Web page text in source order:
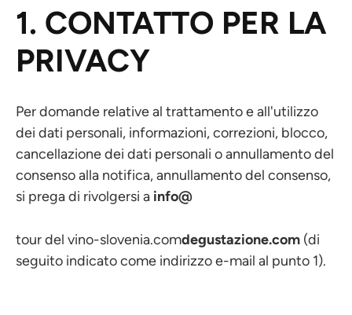
1. CONTATTO PER LA
PRIVACY
Per domande relative al trattamento e all'utilizzo
dei dati personali, informazioni, correzioni, blocco,
cancellazione dei dati personali o annullamento del
consenso alla notifica, annullamento del consenso,
si prega di rivolgersi a info@
tour del vino-slovenia.comdegustazione.com (di
seguito indicato come indirizzo e-mail al punto 1).